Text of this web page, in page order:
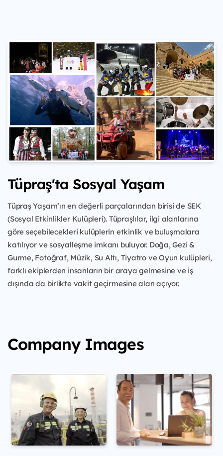
Tüpraş'ta Sosyal Yaşam
Tüpraş Yaşam’ın en değerli parçalarından birisi de SEK
(Sosyal Etkinlikler Kulüpleri). Tüpraşlılar, ilgi alanlarına
göre seçebilecekleri kulüplerin etkinlik ve buluşmalara
katılıyor ve sosyalleşme imkanı buluyor. Doğa, Gezi &
Gurme, Fotoğraf, Müzik, Su Altı, Tiyatro ve Oyun kulüpleri,
farklı ekiplerden insanların bir araya gelmesine ve iş
dışında da birlikte vakit geçirmesine alan açıyor.
Company Images